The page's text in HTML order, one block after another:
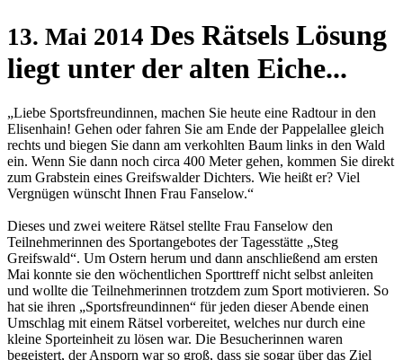
13. Mai 2014 Des Rätsels Lösung
liegt unter der alten Eiche...
„Liebe Sportsfreundinnen, machen Sie heute eine Radtour in den
Elisenhain! Gehen oder fahren Sie am Ende der Pappelallee gleich
rechts und biegen Sie dann am verkohlten Baum links in den Wald
ein. Wenn Sie dann noch circa 400 Meter gehen, kommen Sie direkt
zum Grabstein eines Greifswalder Dichters. Wie heißt er? Viel
Vergnügen wünscht Ihnen Frau Fanselow.“
Dieses und zwei weitere Rätsel stellte Frau Fanselow den
Teilnehmerinnen des Sportangebotes der Tagesstätte „Steg
Greifswald“. Um Ostern herum und dann anschließend am ersten
Mai konnte sie den wöchentlichen Sporttreff nicht selbst anleiten
und wollte die Teilnehmerinnen trotzdem zum Sport motivieren. So
hat sie ihren „Sportsfreundinnen“ für jeden dieser Abende einen
Umschlag mit einem Rätsel vorbereitet, welches nur durch eine
kleine Sporteinheit zu lösen war. Die Besucherinnen waren
begeistert, der Ansporn war so groß, dass sie sogar über das Ziel